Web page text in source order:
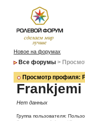
Новое на форумах
Все форумы >
Просмотр профиля:
Frankjemi
Нет данных
Группа пользователя: